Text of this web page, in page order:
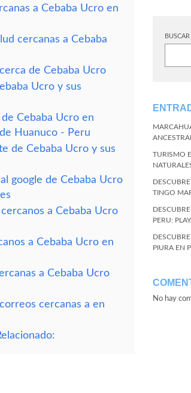
a Cebaba Ucro en
cercanas a Cebaba
de Cebaba Ucro
Ucro y sus
Cebaba Ucro en
Huanuco - Peru
de Cebaba Ucro y sus
google de Cebaba Ucro
a Cebaba Ucro
a Cebaba Ucro en
a Cebaba Ucro
cercanas a en
BUSCAR
TURISMO
TINGO
PERU:
PIURA EN
No hay